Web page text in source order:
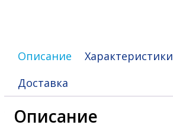
Описание Характеристики
Доставка
Описание